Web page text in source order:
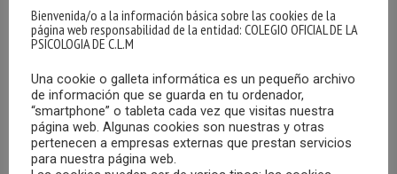
utilización de los recursos disponibles y la aportación
conjunta de medios para llevarlas a cabo. En el acto de
firma también estuvieron presentes la tesorera del
COPCLM, Isabel Hinarejos Gómez, y la secretaria de
SCAMFYC, Lucía Jiménez Ochando.
MÁS
Bienvenida/o a la información básica sobre las cookies de la
página web responsabilidad de la entidad: COLEGIO OFICIAL DE LA
PSICOLOGIA DE C.L.M
Una cookie o galleta informática es un pequeño archivo
de información que se guarda en tu ordenador,
“smartphone” o tableta cada vez que visitas nuestra
página web. Algunas cookies son nuestras y otras
pertenecen a empresas externas que prestan servicios
para nuestra página web.